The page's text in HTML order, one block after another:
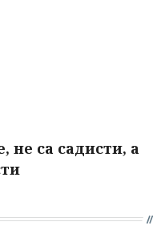
не са садисти, а